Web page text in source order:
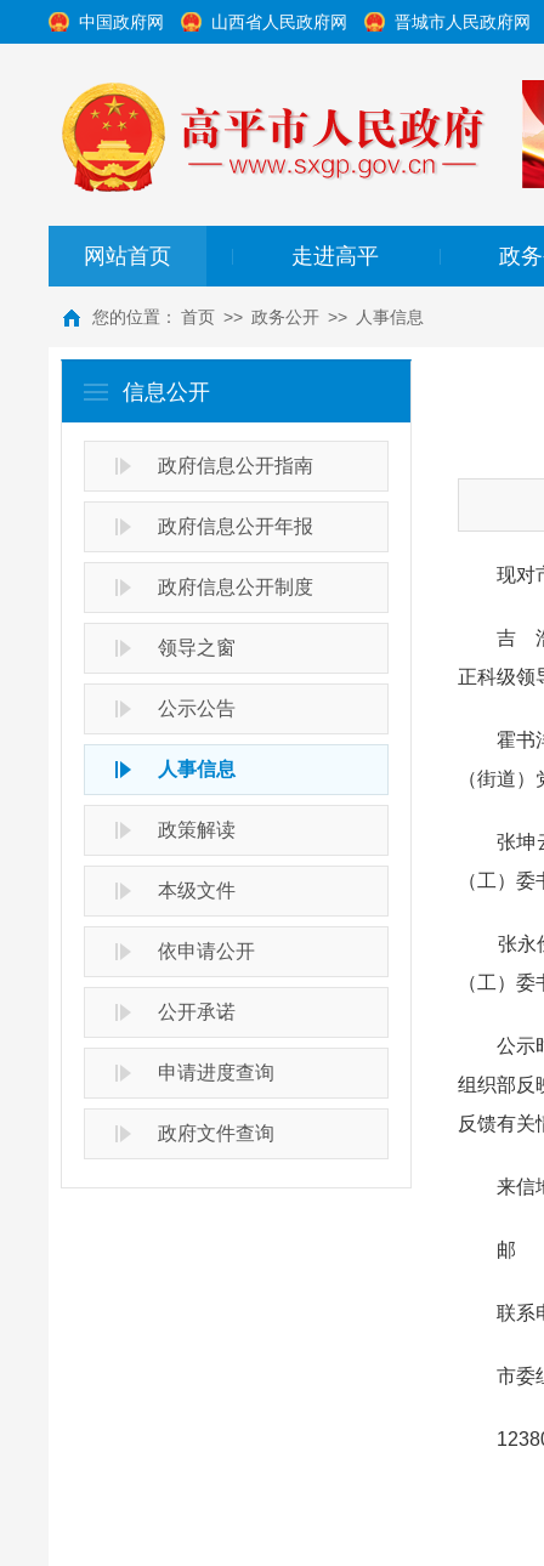
中国政府网 山西省人民政府网 晋城市人民政府网
网站首页 走进高平 政
您的位置： 首页 >> 政务公开 >> 人事信息
信息公开
政府信息公开指南
政府信息公开年报
政府信息公开制度
领导之窗
公示公告
人事信息
政策解读
本级文件
依申请公开
公开承诺
申请进度查询
政府文件查询
现对市
吉 浩，
正科级领
霍书洋
（街道
张坤云
（工）委
张永俭
（工）委
公示时
组织部反
反馈有关
来信地
邮 编
联系电
市委组
12380